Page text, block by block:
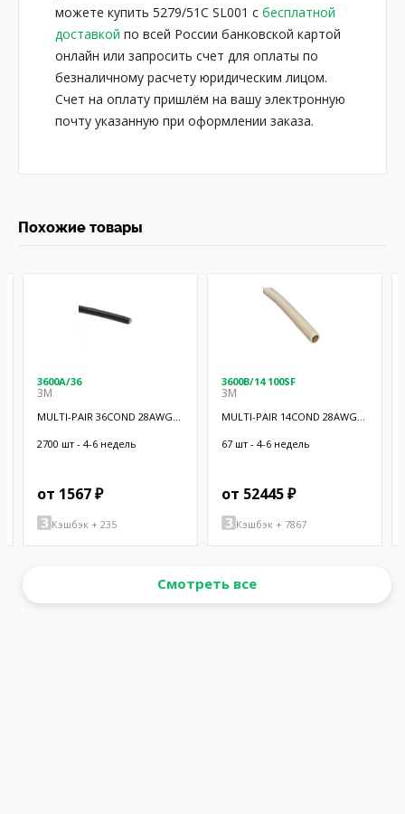
можете купить 5279/51C SL001 с бесплатной
доставкой по всей России банковской картой
онлайн или запросить счет для оплаты по
безналичному расчету юридическим лицом.
Счет на оплату пришлём на вашу электронную
почту указанную при оформлении заказа.
Похожие товары
3600A/36
3M
MULTI-PAIR 36COND 28AWG
2700 шт - 4-6 недель
от 1567 ₽
Кэшбэк + 235
3600B/14 100SF
3M
MULTI-PAIR 14COND 28AWG
67 шт - 4-6 недель
от 52445 ₽
Кэшбэк + 7867
Смотреть все